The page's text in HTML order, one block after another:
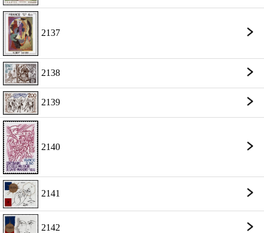
2137
2138
2139
2140
2141
2142